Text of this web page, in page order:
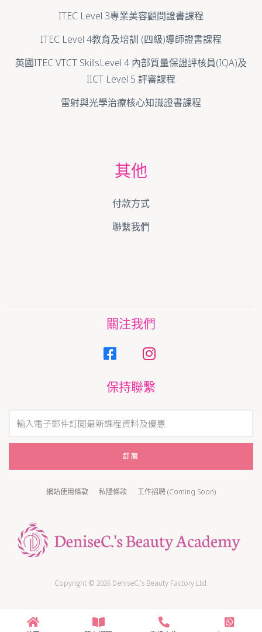
ITEC Level 3專業美容顧問證書課程
ITEC Level 4教育及培訓 (四級)導師證書課程
英國ITEC VTCT SkillsLevel 4 內部質量保證評核員(IQA)及
IICT Level 5 評審課程
雷射與光學治療核心知識證書課程
其他
付款方式
聯繫我們
關注我們
保持聯繫
訂閱
Copyright © 2026 DeniseC.'s Beauty Factory Ltd.
網站使用條款 私隱條款 工作招聘 (Coming Soon)